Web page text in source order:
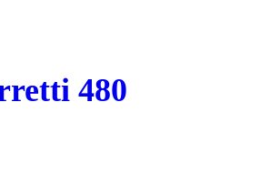
480